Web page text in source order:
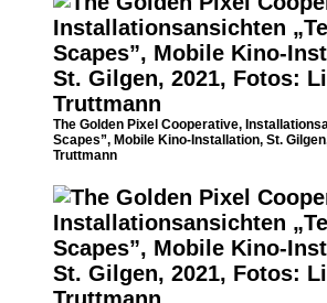
The Golden Pixel Cooperative,
Scapes”, Mobile Kino-Installation, St.
Truttmann